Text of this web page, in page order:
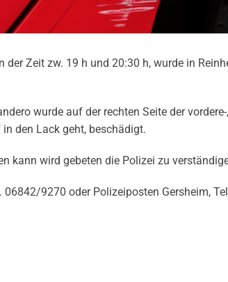
der Zeit zw. 19 h und 20:30 h, wurde in
wurde auf der rechten Seite der
den Lack geht, beschädigt.
kann wird gebeten die Polizei zu
06842/9270 oder Polizeiposten Gersheim,